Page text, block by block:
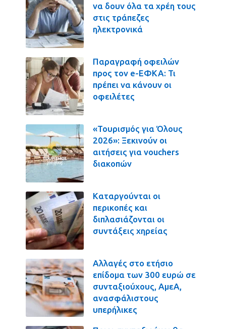
να δουν όλα τα χρέη τους
στις τράπεζες
ηλεκτρονικά
Παραγραφή οφειλών
προς τον e-ΕΦΚΑ: Τι
πρέπει να κάνουν οι
οφειλέτες
«Τουρισμός για Όλους
2026»: Ξεκινούν οι
αιτήσεις για vouchers
διακοπών
Καταργούνται οι
περικοπές και
διπλασιάζονται οι
συντάξεις χηρείας
Αλλαγές στο ετήσιο
επίδομα των 300 ευρώ σε
συνταξιούχους, ΑμεΑ,
ανασφάλιστους
υπερήλικες